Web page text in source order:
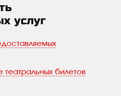
услуг
билетов